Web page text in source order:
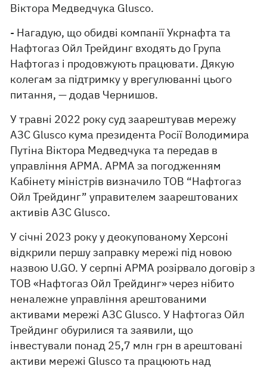
Віктора Медведчука Glusco.
- Нагадую, що обидві компанії Укрнафта та
Нафтогаз Ойл Трейдинг входять до Група
Нафтогаз і продовжують працювати. Дякую
колегам за підтримку у врегулюванні цього
питання, — додав Чернишов.
У травні 2022 року суд заарештував мережу
АЗС Glusco кума президента Росії Володимира
Путіна Віктора Медведчука та передав в
управління АРМА. АРМА за погодженням
Кабінету міністрів визначило ТОВ “Нафтогаз
Ойл Трейдинг” управителем заарештованих
активів АЗС Glusco.
У січні 2023 року у деокупованому Херсоні
відкрили першу заправку мережі під новою
назвою U.GO. У серпні АРМА розірвало договір з
ТОВ «Нафтогаз Ойл Трейдинг» через нібито
неналежне управління арештованими
активами мережі АЗС Glusco. У Нафтогаз Ойл
Трейдинг обурилися та заявили, що
інвестували понад 25,7 млн грн в арештовані
активи мережі Glusco та працюють над